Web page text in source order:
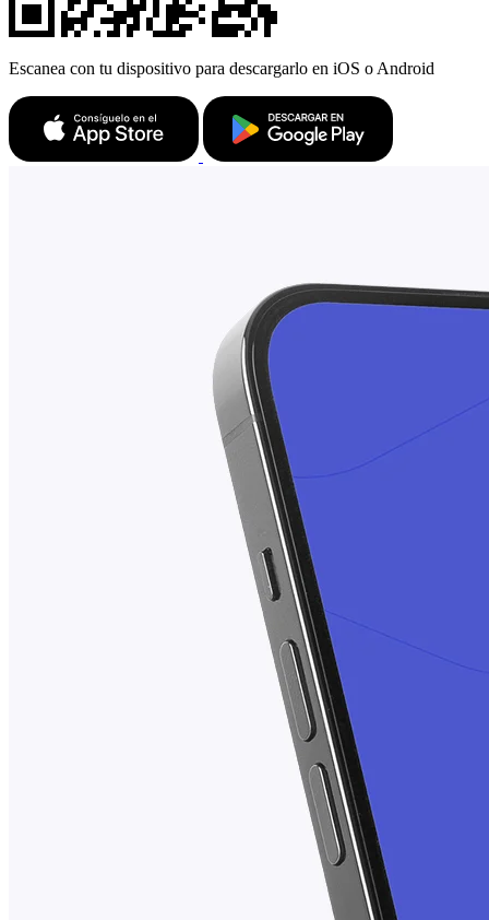
Escanea con tu dispositivo para descargarlo en iOS o Android